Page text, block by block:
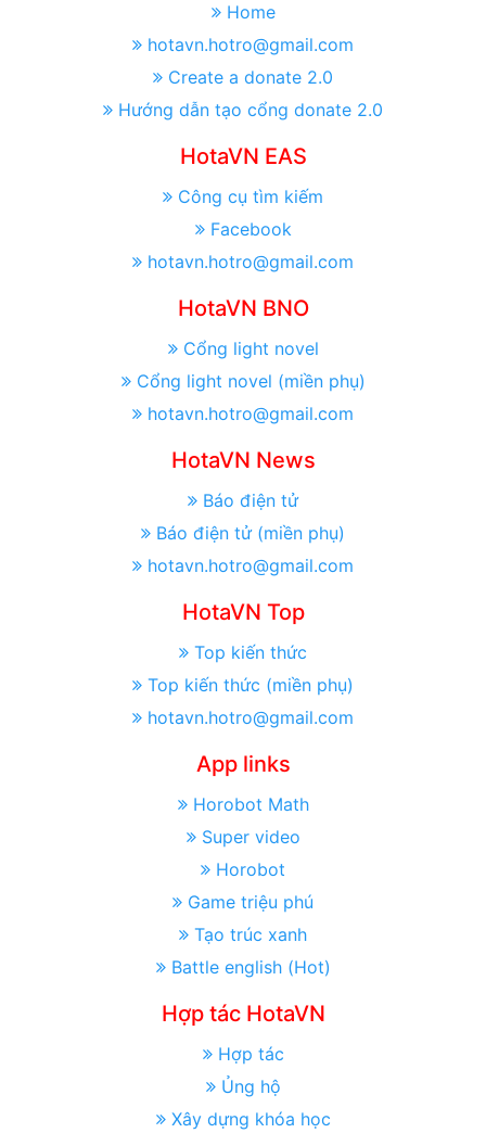
Home
hotavn.hotro@gmail.com
Create a donate 2.0
Hướng dẫn tạo cổng donate 2.0
HotaVN EAS
Công cụ tìm kiếm
Facebook
hotavn.hotro@gmail.com
HotaVN BNO
Cổng light novel
Cổng light novel (miền phụ)
hotavn.hotro@gmail.com
HotaVN News
Báo điện tử
Báo điện tử (miền phụ)
hotavn.hotro@gmail.com
HotaVN Top
Top kiến thức
Top kiến thức (miền phụ)
hotavn.hotro@gmail.com
App links
Horobot Math
Super video
Horobot
Game triệu phú
Tạo trúc xanh
Battle english (Hot)
Hợp tác HotaVN
Hợp tác
Ủng hộ
Xây dựng khóa học